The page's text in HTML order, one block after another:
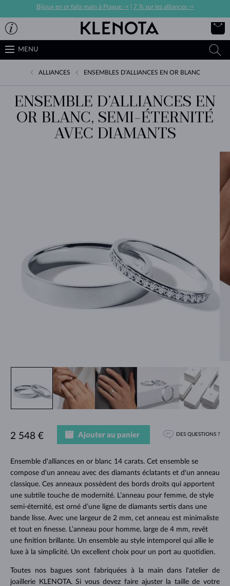
Bijoux en or faits main à Prague -> 7 % sur les alliances ->
MENU
ALLIANCES ENSEMBLES D’ALLIANCES EN OR BLANC
ENSEMBLE D’ALLIANCES EN
OR BLANC, SEMI-ÉTERNITÉ
AVEC DIAMANTS
Ensemble d'alliances en or blanc 14 carats. Cet ensemble se
compose d'un anneau avec des diamants éclatants et d'un anneau
classique. Ces anneaux possèdent des bords droits qui apportent
une subtile touche de modernité. L’anneau pour femme, de style
semi-éternité, est orné d’une ligne de diamants sertis dans une
bande lisse. Avec une largeur de 2 mm, cet anneau est minimaliste
et tout en finesse. L’anneau pour homme, large de 4 mm, revêt
une finition brillante. Un ensemble au style intemporel qui allie le
luxe à la simplicité. Un excellent choix pour un port au quotidien.
Toutes nos bagues sont fabriquées à la main dans l'atelier de
joaillerie KLENOTA. Si vous devez faire ajuster la taille de votre
2 548 € Ajouter au panier DES QUESTIONS ?